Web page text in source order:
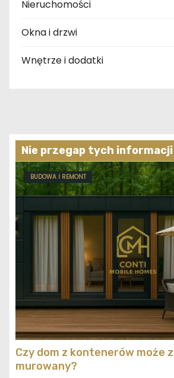
Nieruchomości
Okna i drzwi
Wnętrze i dodatki
Nie przegap tych informacji
BUDOWA I REMONT
Czy dom z kontenerów może
murowany?